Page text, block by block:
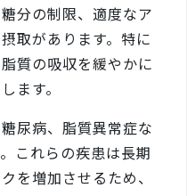
分の制限、適度なア
取があります。特に
質の吸収を緩やかに
ます。
尿病、脂質異常症な
これらの疾患は長期
を増加させるため、